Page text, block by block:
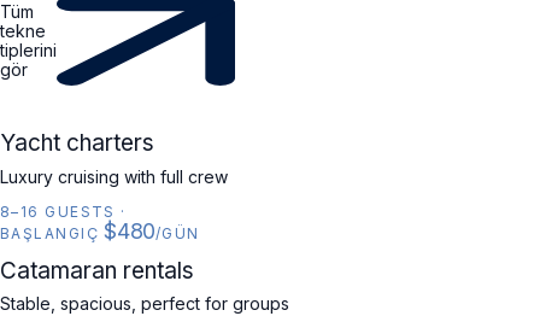
Tüm
tekne
tiplerini
gör
YACHT
Yacht charters
Luxury cruising with full crew
8–16 GUESTS ·
BAŞLANGIÇ $480/GÜN
CATAMARAN
Catamaran rentals
Stable, spacious, perfect for groups